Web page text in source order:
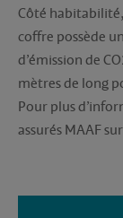
Côté habitabilité,
coffre possède
d’émission de
mètres de long
Pour plus
assurés MAAF